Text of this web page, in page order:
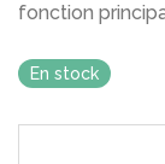
fonction
En stock